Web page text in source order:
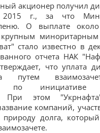
акционер получил
г., за что
О выплате
стало известно в
отчета НАК
что уплата
путем
по инициативе
При этом "Укрнафта"
компаний,
природу долга,